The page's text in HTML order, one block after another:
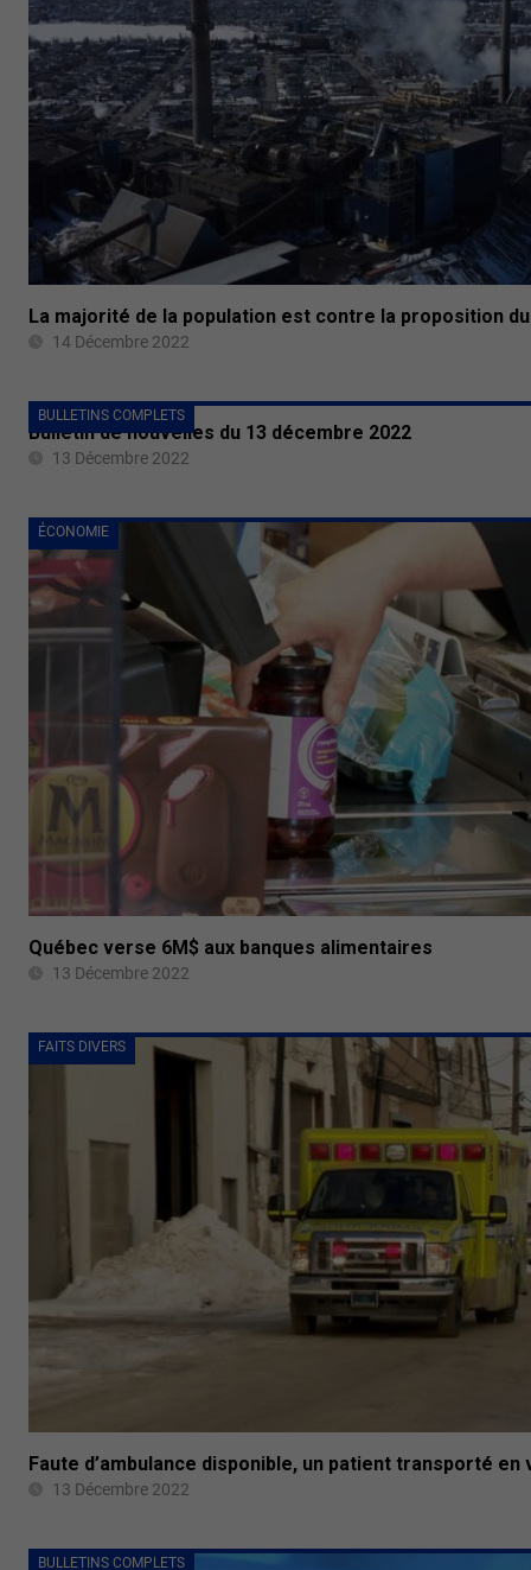
La majorité de la population est contre la proposition
14 Décembre 2022
BULLETINS COMPLETS
Bulletin de nouvelles du 13 décembre 2022
13 Décembre 2022
ÉCONOMIE
Québec verse 6M$ aux banques alimentaires
13 Décembre 2022
FAITS DIVERS
Faute d’ambulance disponible, un patient transporté
13 Décembre 2022
BULLETINS COMPLETS